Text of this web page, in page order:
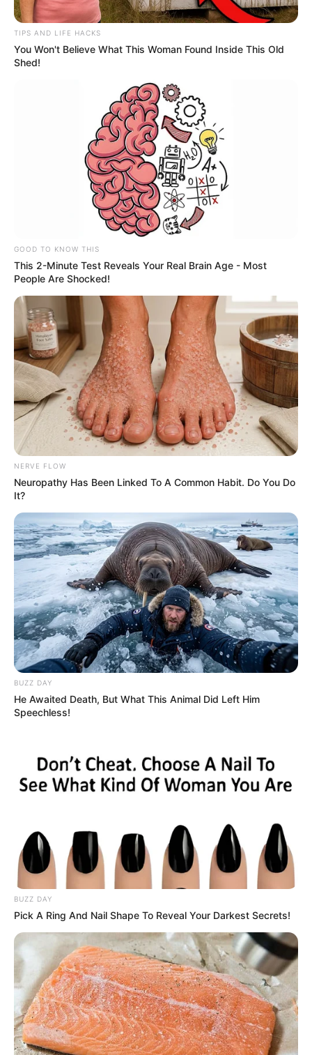
TIPS AND LIFE HACKS
You Won't Believe What This Woman Found Inside This Old
Shed!
GOOD TO KNOW THIS
This 2-Minute Test Reveals Your Real Brain Age - Most
People Are Shocked!
NERVE FLOW
Neuropathy Has Been Linked To A Common Habit. Do You Do
It?
BUZZ DAY
He Awaited Death, But What This Animal Did Left Him
Speechless!
BUZZ DAY
Pick A Ring And Nail Shape To Reveal Your Darkest Secrets!